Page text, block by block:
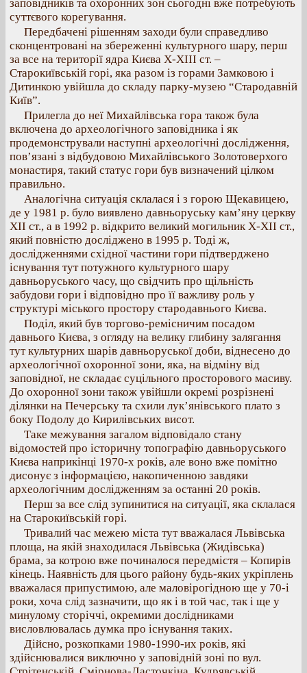
заповідників та охоронних зон сьогодні вже потребують
суттєвого корегування.
Передбачені рішенням заходи були справедливо
сконцентровані на збереженні культурного шару, перш
за все на території ядра Києва X-XIII ст. –
Старокиївській горі, яка разом із горами Замковою і
Дитинкою увійшла до складу парку-музею “Стародавній
Київ”.
Прилегла до неї Михайлівська гора також була
включена до археологічного заповідника і як
продемонстрували наступні археологічні дослідження,
пов’язані з відбудовою Михайлівського Золотоверхого
монастиря, такий статус гори був визначений цілком
правильно.
Аналогічна ситуація склалася і з горою Щекавицею,
де у 1981 р. було виявлено давньоруську кам’яну церкву
XII ст., а в 1992 р. відкрито великий могильник Х-ХІІ ст.,
який повністю досліджено в 1995 р. Тоді ж,
дослідженнями східної частини гори підтверджено
існування тут потужного культурного шару
давньоруського часу, що свідчить про щільність
забудови гори і відповідно про її важливу роль у
структурі міського простору стародавнього Києва.
Поділ, який був торгово-ремісничим посадом
давнього Києва, з огляду на велику глибину залягання
тут культурних шарів давньоруської доби, віднесено до
археологічної охоронної зони, яка, на відміну від
заповідної, не складає суцільного просторового масиву.
До охоронної зони також увійшли окремі розрізнені
ділянки на Печерську та схили лук’янівського плато з
боку Подолу до Кирилівських висот.
Таке межування загалом відповідало стану
відомостей про історичну топографію давньоруського
Києва наприкінці 1970-х років, але воно вже помітно
дисонує з інформацією, накопиченною завдяки
археологічним дослідженням за останні 20 років.
Перш за все слід зупинитися на ситуації, яка склалася
на Старокиївській горі.
Тривалий час межею міста тут вважалася Львівська
площа, на якій знаходилася Львівська (Жидівська)
брама, за котрою вже починалося передмістя – Копирів
кінець. Наявність для цього району будь-яких укріплень
вважалася припустимою, але маловірогідною ще у 70-і
роки, хоча слід зазначити, що як і в той час, так і ще у
минулому сторіччі, окремими дослідниками
висловлювалась думка про існування таких.
Дійсно, розкопками 1980-1990-их років, які
здійснювалися виключно у заповідній зоні по вул.